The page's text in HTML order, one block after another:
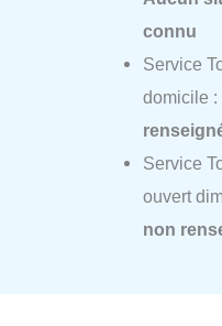
connu
Service
domicile :
Service
ouvert
non